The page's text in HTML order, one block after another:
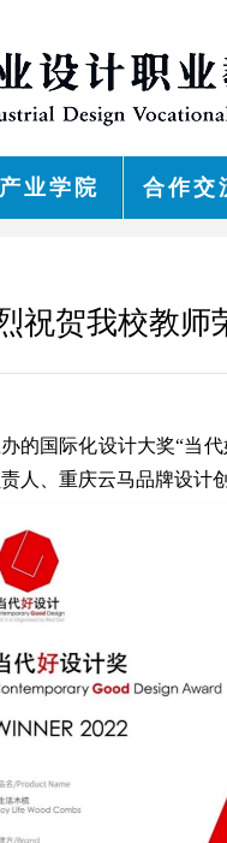
产业学院 合作交
祝贺我校教师
的国际化设计大奖“当
人、重庆云马品牌设